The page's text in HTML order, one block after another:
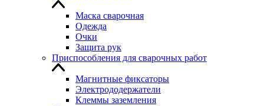
Маска сварочная
Одежда
Очки
Защита рук
Приспособления для сварочных работ
Магнитные фиксаторы
Электрододержатели
Клеммы заземления